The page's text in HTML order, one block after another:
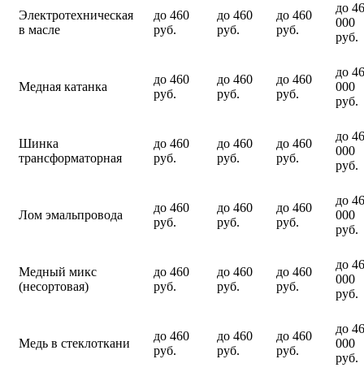
Электротехническая
в масле
до 460
руб.
до 460
руб.
до 460
руб.
до
000
руб.
Медная катанка
до 460
руб.
до 460
руб.
до 460
руб.
до
000
руб.
Шинка
трансформаторная
до 460
руб.
до 460
руб.
до 460
руб.
до
000
руб.
Лом эмальпровода
до 460
руб.
до 460
руб.
до 460
руб.
до
000
руб.
Медный микс
(несортовая)
до 460
руб.
до 460
руб.
до 460
руб.
до
000
руб.
Медь в стеклоткани
до 460
руб.
до 460
руб.
до 460
руб.
до
000
руб.